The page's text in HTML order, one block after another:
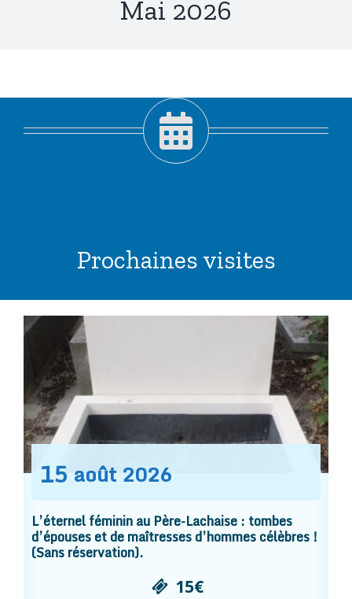
Mai 2026
Prochaines visites
15 août 2026
L’éternel féminin au Père-Lachaise : tombes
d’épouses et de maîtresses d’hommes célèbres !
(Sans réservation).
15€